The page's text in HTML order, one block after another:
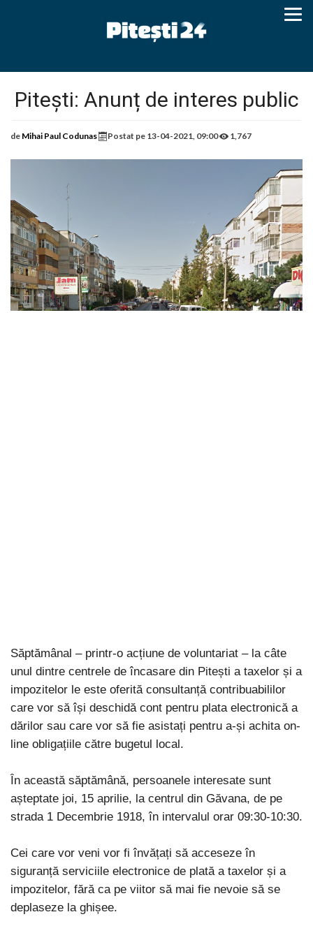
Pitești: Anunț de interes public
de Mihai Paul Codunas Postat pe 13-04-2021, 09:00 1,767
Săptămânal – printr-o acțiune de voluntariat – la câte
unul dintre centrele de încasare din Pitești a taxelor și a
impozitelor le este oferită consultanță contribuabililor
care vor să își deschidă cont pentru plata electronică a
dărilor sau care vor să fie asistați pentru a-și achita on-
line obligațiile către bugetul local.
În această săptămână, persoanele interesate sunt
așteptate joi, 15 aprilie, la centrul din Găvana, de pe
strada 1 Decembrie 1918, în intervalul orar 09:30-10:30.
Cei care vor veni vor fi învățați să acceseze în
siguranță serviciile electronice de plată a taxelor și a
impozitelor, fără ca pe viitor să mai fie nevoie să se
deplaseze la ghișee.